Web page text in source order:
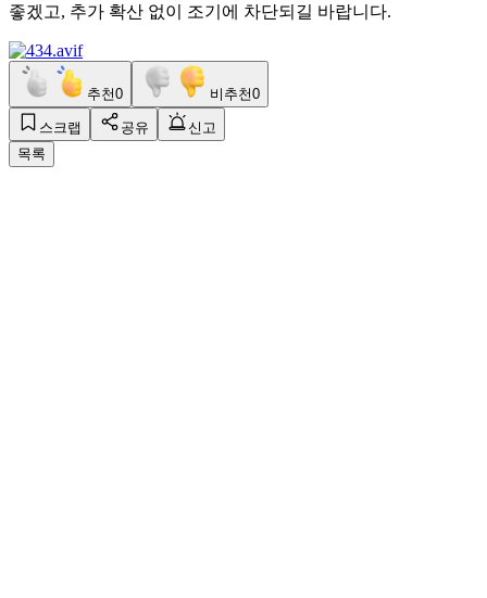
좋겠고, 추가 확산 없이 조기에 차단되길 바랍니다.
추천0 비추천0
스크랩 공유
신고
목록